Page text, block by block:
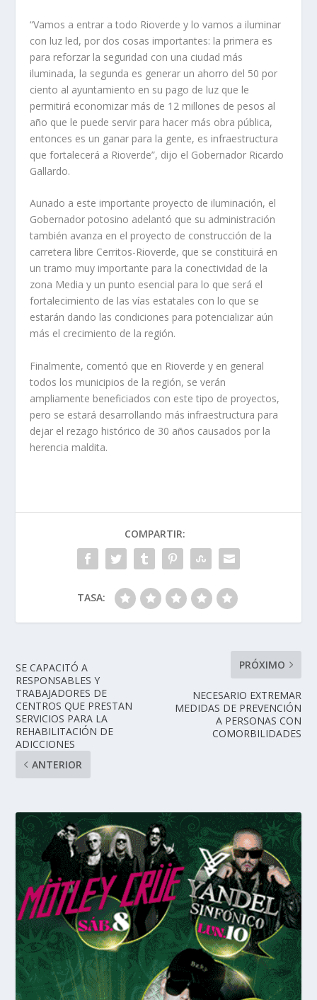
“Vamos a entrar a todo Rioverde y lo vamos a iluminar
con luz led, por dos cosas importantes: la primera es
para reforzar la seguridad con una ciudad más
iluminada, la segunda es generar un ahorro del 50 por
ciento al ayuntamiento en su pago de luz que le
permitirá economizar más de 12 millones de pesos al
año que le puede servir para hacer más obra pública,
entonces es un ganar para la gente, es infraestructura
que fortalecerá a Rioverde”, dijo el Gobernador Ricardo
Gallardo.
Aunado a este importante proyecto de iluminación, el
Gobernador potosino adelantó que su administración
también avanza en el proyecto de construcción de la
carretera libre Cerritos-Rioverde, que se constituirá en
un tramo muy importante para la conectividad de la
zona Media y un punto esencial para lo que será el
fortalecimiento de las vías estatales con lo que se
estarán dando las condiciones para potencializar aún
más el crecimiento de la región.
Finalmente, comentó que en Rioverde y en general
todos los municipios de la región, se verán
ampliamente beneficiados con este tipo de proyectos,
pero se estará desarrollando más infraestructura para
dejar el rezago histórico de 30 años causados por la
herencia maldita.
COMPARTIR:
TASA:
SE CAPACITÓ A
RESPONSABLES Y
TRABAJADORES DE
CENTROS QUE PRESTAN
SERVICIOS PARA LA
REHABILITACIÓN DE
ADICCIONES
ANTERIOR
PRÓXIMO
NECESARIO EXTREMAR
MEDIDAS DE PREVENCIÓN
A PERSONAS CON
COMORBILIDADES